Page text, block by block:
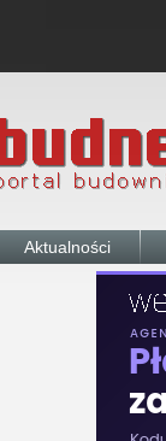
Aktualności